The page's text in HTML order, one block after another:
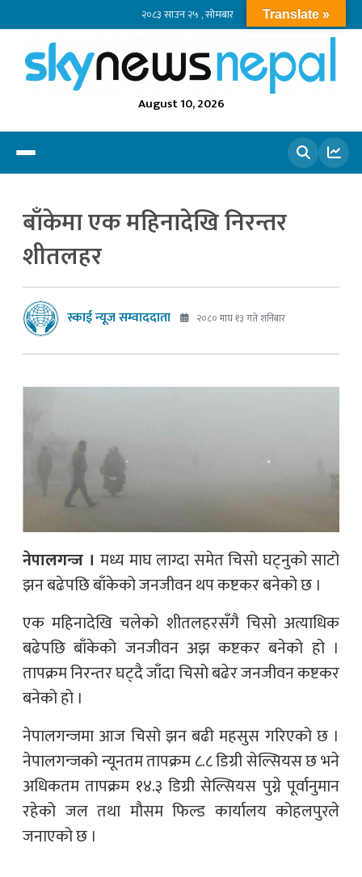
२०८३ साउन २५ , सोमबार
August 10, 2026
बाँकेमा एक महिनादेखि निरन्तर
शीतलहर
स्काई न्यूज सम्वाददाता २०८० माघ १३ गते शनिबार
नेपालगन्ज । मध्य माघ लाग्दा समेत चिसो घट्नुको साटो
झन बढेपछि बाँकेको जनजीवन थप कष्टकर बनेको छ ।
एक महिनादेखि चलेको शीतलहरसँगै चिसो अत्याधिक
बढेपछि बाँकेको जनजीवन अझ कष्टकर बनेको हो ।
तापक्रम निरन्तर घट्दै जाँदा चिसो बढेर जनजीवन कष्टकर
बनेको हो ।
नेपालगन्जमा आज चिसो झन बढी महसुस गरिएको छ ।
नेपालगन्जको न्यूनतम तापक्रम ८‍‍.८ डिग्री सेल्सियस छ भने
अधिकतम तापक्रम १४.३ डिग्री सेल्सियस पुग्ने पूर्वानुमान
रहेको जल तथा मौसम फिल्ड कार्यालय कोहलपुरले
जनाएको छ ।
Translate »